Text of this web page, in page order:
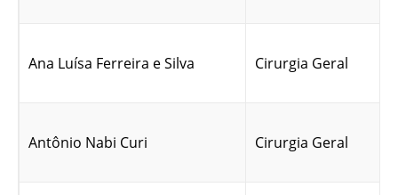
Ana Luísa Ferreira e Silva Cirurgia Geral
Antônio Nabi Curi Cirurgia Geral